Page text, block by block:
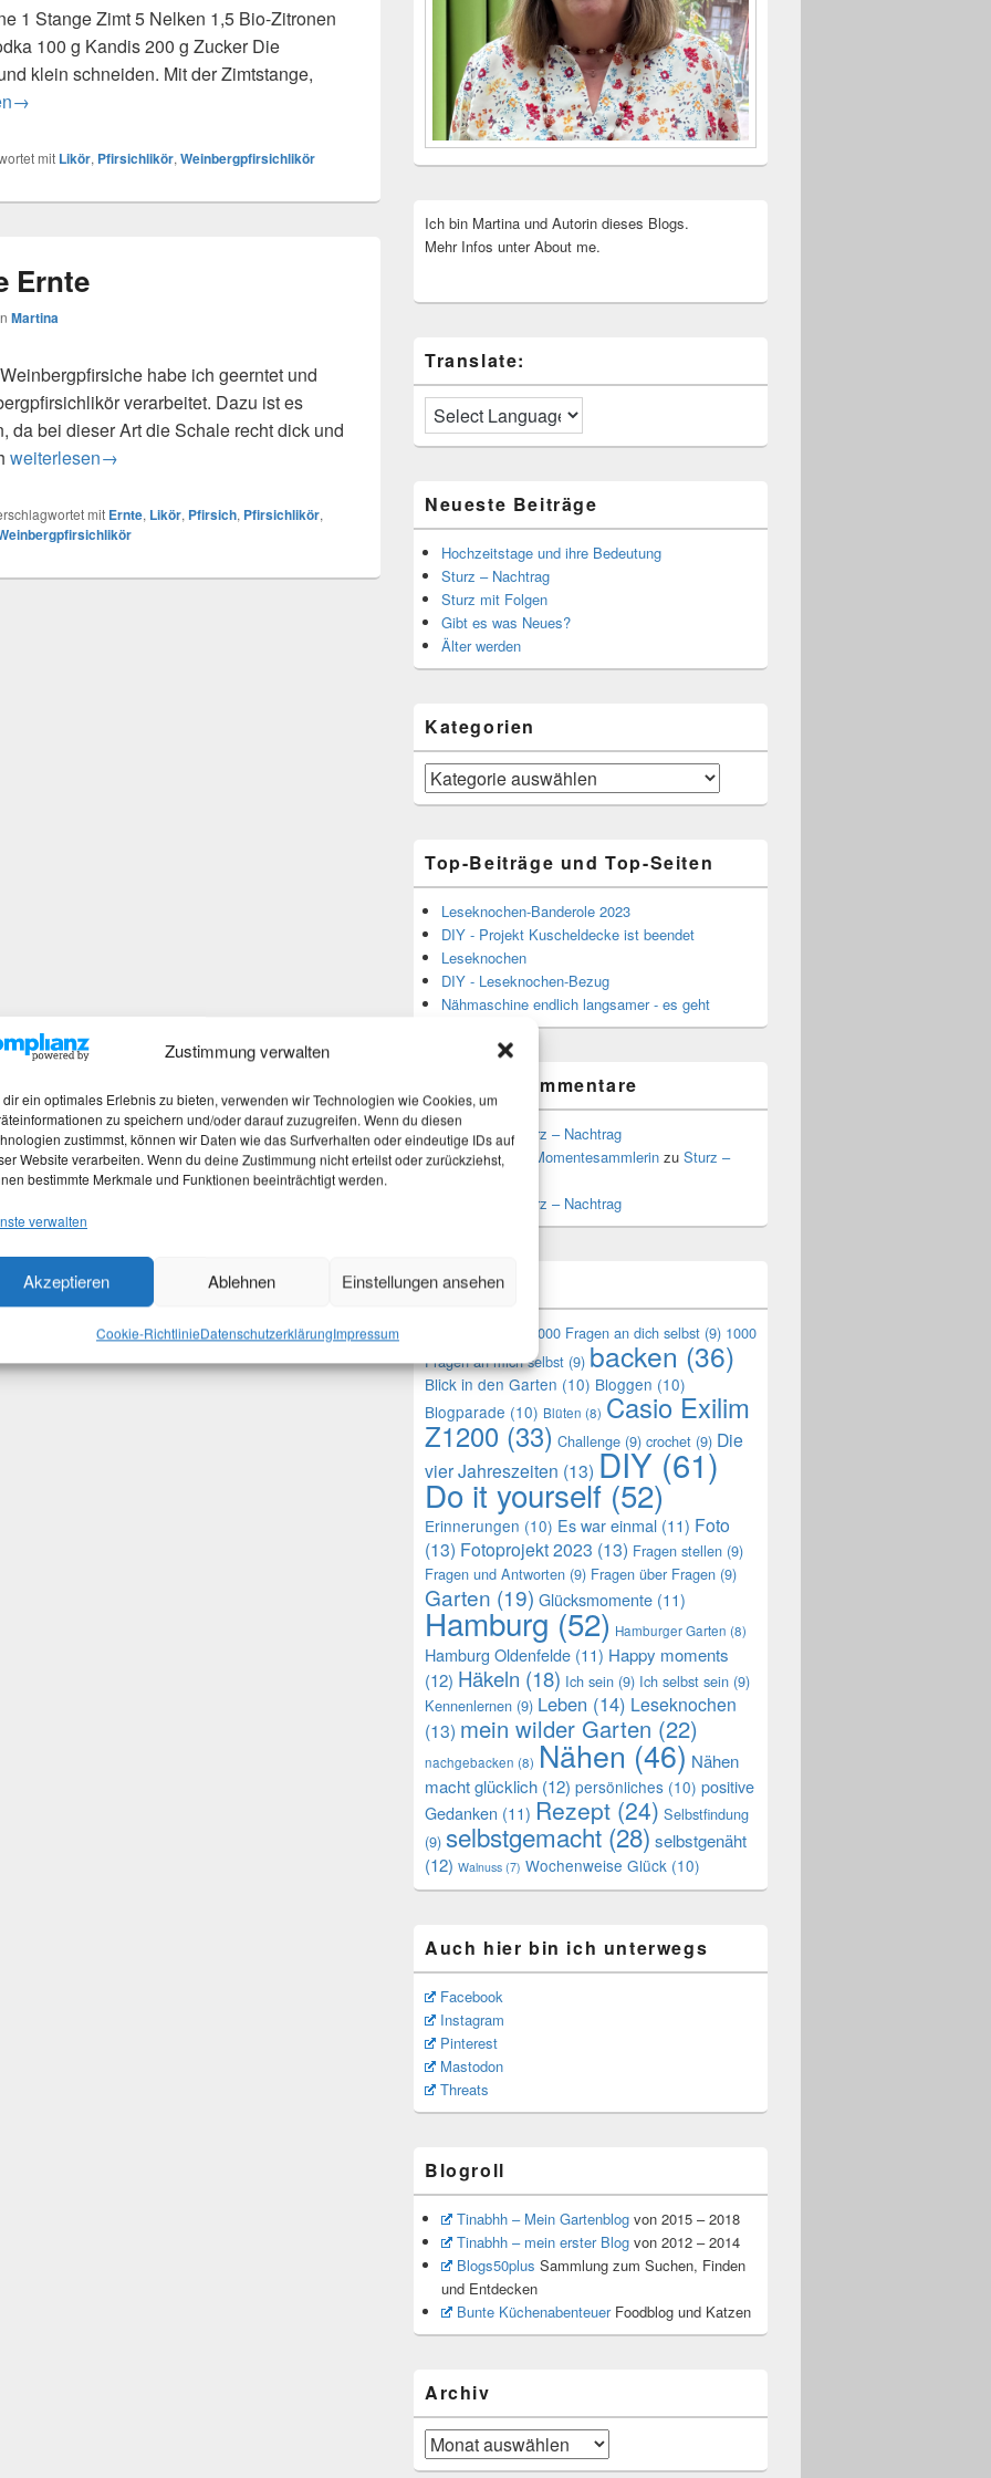
Zustimmung verwalten
dir ein optimales Erlebnis zu bieten, verwenden wir Technologien wie Cookies, um
zu speichern und/oder darauf zuzugreifen. Wenn du diesen
zustimmst, können wir Daten wie das Surfverhalten oder eindeutige IDs auf
Website verarbeiten. Wenn du deine Zustimmung nicht erteilst oder zurückziehst,
bestimmte Merkmale und Funktionen beeinträchtigt werden.
verwalten
Akzeptieren Ablehnen Einstellungen ansehen
Cookie-RichtlinieDatenschutzerklärungImpressum
1 Stange Zimt 5 Nelken 1,5 Bio-Zitronen
100 g Kandis 200 g Zucker Die
klein schneiden. Mit der Zimtstange,
Likör
→
mit Likör, Pfirsichlikör, Weinbergpfirsichlikör
Ernte
Martina
habe ich geerntet und
verarbeitet. Dazu ist es
da bei dieser Art die Schale recht dick und
Weinbergpfirsiche Ernte
weiterlesen→
mit Ernte, Likör, Pfirsich, Pfirsichlikör,
Ich bin Martina und Autorin dieses Blogs.
Mehr Infos unter About me.
Translate:
Neueste Beiträge
Hochzeitstage und ihre Bedeutung
Sturz – Nachtrag
Sturz mit Folgen
Gibt es was Neues?
Älter werden
Kategorien
Kategorien
Top-Beiträge und Top-Seiten
Leseknochen-Banderole 2023
DIY - Projekt Kuscheldecke ist beendet
Leseknochen
DIY - Leseknochen-Bezug
Nähmaschine endlich langsamer - es geht
Neueste Kommentare
MartinazuSturz – Nachtrag
Martha, die Momentesammlerinzu Sturz –
Sturz – Nachtrag
Themen
1000 Fragen an dich selbst (9) 1000
Fragen an mich selbst (9) backen (36)
Blick in den Garten (10) Bloggen (10)
Blogparade (10) Blüten (8) Casio Exilim
Z1200 (33) Challenge (9) crochet (9) Die
vier Jahreszeiten (13) DIY(61)
Do it yourself (52)
Erinnerungen (10) Es war einmal (11) Foto
(13) Fotoprojekt 2023 (13) Fragen stellen (9)
Fragen und Antworten (9) Fragen über Fragen (9)
Garten (19) Glücksmomente (11)
Hamburg (52) Hamburger Garten (8)
Hamburg Oldenfelde (11) Happy moments
(12) Häkeln (18) Ich sein (9) Ich selbst sein (9)
Kennenlernen (9) Leben (14) Leseknochen
(13) mein wilder Garten (22)
nachgebacken (8) Nähen (46) Nähen
macht glücklich (12) persönliches (10) positive
Gedanken (11) Rezept (24) Selbstfindung
(9) selbstgemacht (28) selbstgenäht
(12) Walnuss (7) Wochenweise Glück (10)
Auch hier bin ich unterwegs
Facebook
Instagram
Pinterest
Mastodon
Threats
Blogroll
Tinabhh – Mein Gartenblogvon 2015 – 2018
Tinabhh – mein erster Blogvon 2012 – 2014
Blogs50plus Sammlung zum Suchen, Finden
und Entdecken
Bunte KüchenabenteuerFoodblog und Katzen
Archiv
Archiv